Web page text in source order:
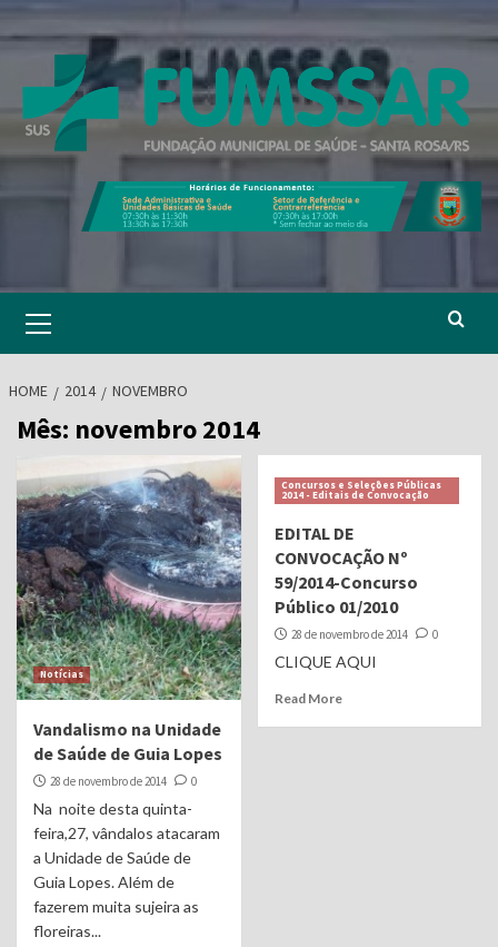
to
Menu
HOME 2014 NOVEMBRO
Mês: novembro 2014
Notícias
Vandalismo na Unidade
de Saúde de Guia Lopes
28 de novembro de 2014 0
Na noite desta quinta-
feira,27, vândalos atacaram
a Unidade de Saúde de
Guia Lopes. Além de
fazerem muita sujeira as
floreiras...
Concursos e Seleções Públicas
2014 - Editais de Convocação
EDITAL DE
CONVOCAÇÃO Nº
59/2014-Concurso
Público 01/2010
28 de novembro de 2014 0
CLIQUE AQUI
Read More